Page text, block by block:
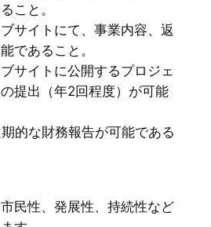
こと。
サイトにて、事業内容、返
であること。
サイトに公開するプロジェ
提出（年2回程度）が可能
的な財務報告が可能である
民性、発展性、持続性など